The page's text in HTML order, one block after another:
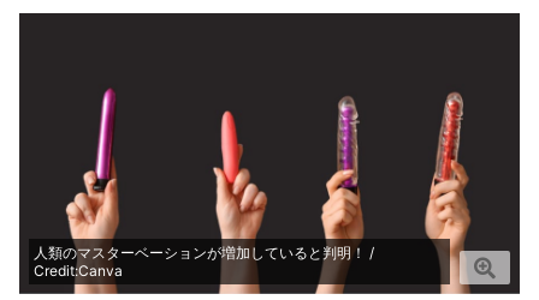
人類のマスターベーションが増加していると判明！ /
Credit:Canva